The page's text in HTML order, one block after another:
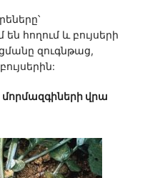
հողում և բույսերի
զուգնթաց,
վրա